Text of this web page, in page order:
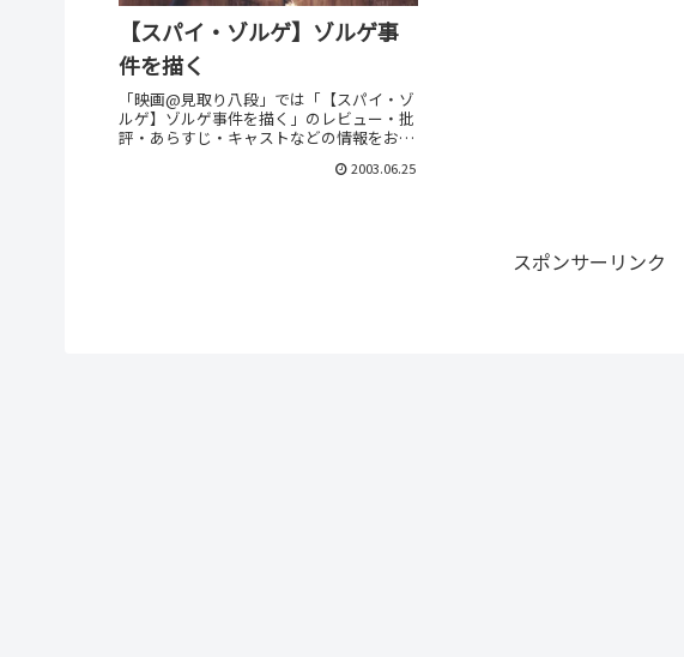
【スパイ・ゾルゲ】ゾルゲ事
件を描く
「映画@見取り八段」では「【スパイ・ゾ
ルゲ】ゾルゲ事件を描く」のレビュー・批
評・あらすじ・キャストなどの情報をお届
2003.06.25
スポンサーリンク